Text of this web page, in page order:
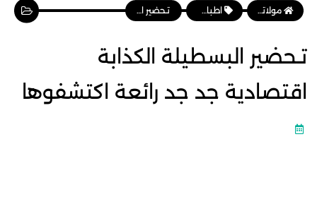
مولاتي موقع نسائي مغربي يهتم بالمرأة المغربية، وأخبار الأسرة و المجتمع اطباق رئيسية تـحضير البسطيلة الكذابة اقتصادية جد جد رائعة اكتشفوها
تـحضير البسطيلة الكذابة
اقتصادية جد جد رائعة اكتشفوها